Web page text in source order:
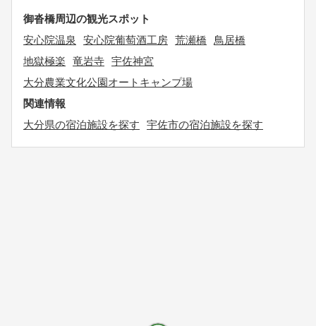
御沓橋周辺の観光スポット
安心院温泉
安心院葡萄酒工房 荒瀬橋
鳥居橋
地獄極楽
竜岩寺 宇佐神宮
大分農業文化公園オートキャンプ場
関連情報
大分県の宿泊施設を探す
宇佐市の宿泊施設を探す